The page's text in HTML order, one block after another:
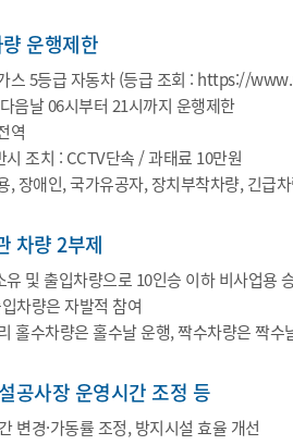
운행제한
스 5등급 자동차 (등급 조회 : https://
음날 06시부터 21시까지 운행제한
역
시 조치 : CCTV단속 / 과태료 10만원
, 장애인, 국가유공자, 장치부착차량, 긴급
차량 2부제
유 및 출입차량으로 10인승 이하 비사업용
차량은 자발적 참여
홀수차량은 홀수날 운행, 짝수차량은 짝수
공사장 운영시간 조정 등
변경·가동률 조정, 방지시설 효율 개선